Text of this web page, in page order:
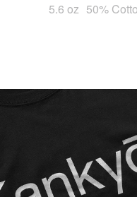
5.6 oz 50%